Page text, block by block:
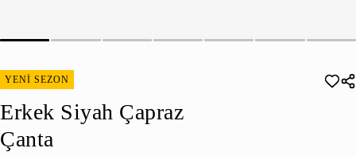
YENİ SEZON
Erkek Siyah Çapraz
Çanta